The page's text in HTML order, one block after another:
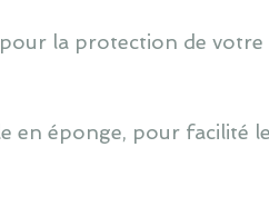
la protection de
en éponge, pour facilité